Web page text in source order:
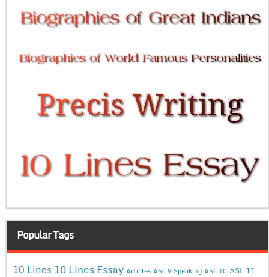
Popular Tags
10 Lines 10 Lines Essay Articles ASL 9 Speaking ASL 10 ASL 11